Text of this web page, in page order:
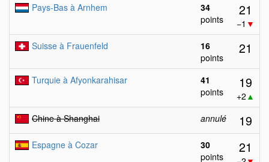
Pays-Bas à Arnhem
34
points
21
−1 ▼
Suisse à Frauenfeld
16
points
21
Turquie à Afyonkarahisar
41
points
19
+2 ▲
Chine à Shanghai
annulé 19
Espagne à Cozar
30
points
21